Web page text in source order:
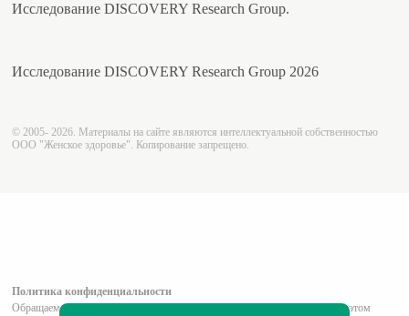
Исследование DISCOVERY Research Group.
Исследование DISCOVERY Research Group 2026
© 2005- 2026. Материалы на сайте являются интеллектуальной собственностью
ООО "Женское здоровье". Копирование запрещено.
Политика конфиденциальности
Обращаем ваше внимание на то, что вся информация (включая цены) на этом